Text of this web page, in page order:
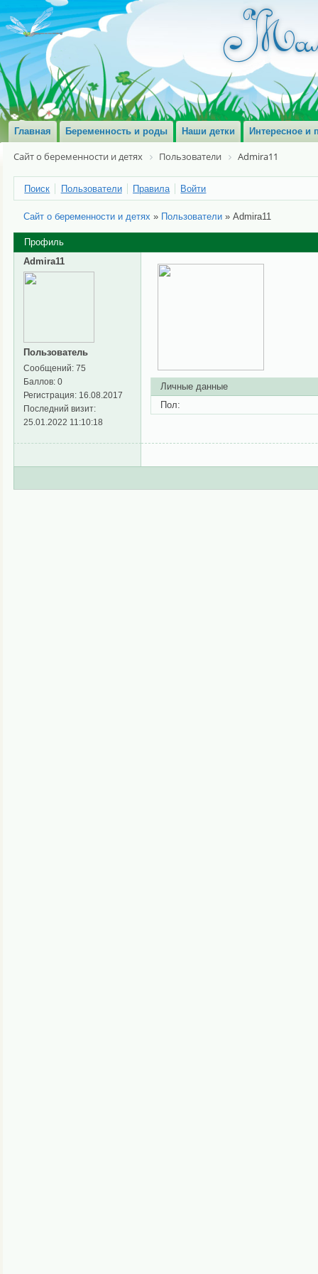
Главная Беременность и роды Наши детки Интересное и
Сайт о беременности и детях Пользователи Admira11
Поиск Пользователи Правила Войти
Сайт о беременности и детях » Пользователи »Admira11
Профиль
Admira11
Пользователь
Сообщений: 75
Баллов: 0
Регистрация: 16.08.2017
Последний визит:
25.01.2022 11:10:18
Личные данные
Пол: